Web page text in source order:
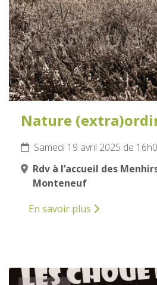
Nature
Samedi 19 avril 2025 de
Rdv à l’accueil des
Monteneuf
En savoir plus